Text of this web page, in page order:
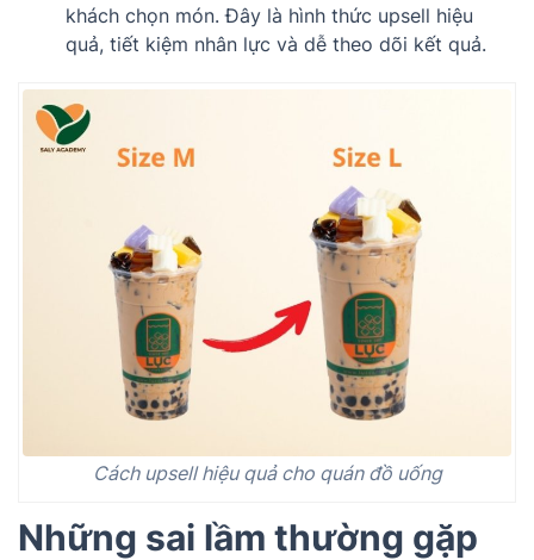
khách chọn món. Đây là hình thức upsell hiệu
quả, tiết kiệm nhân lực và dễ theo dõi kết quả.
Cách upsell hiệu quả cho quán đồ uống
Những sai lầm thường gặp